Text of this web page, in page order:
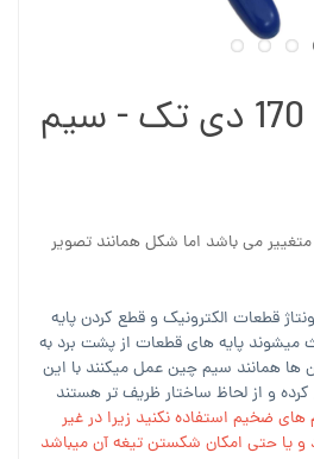
کف چین مدل 170 دی تک - سیم
می باشد اما شکل همانند تصویر
قطعات الکترونیک و قطع کردن پایه
میشوند پایه های قطعات از پشت برد به
همانند سیم چین عمل میکنند با این
و از لحاظ ساختار ظریف تر هستند
ضخیم استفاده نکنید زیرا در غیر
حتی امکان شکستن تیغه آن میباشد